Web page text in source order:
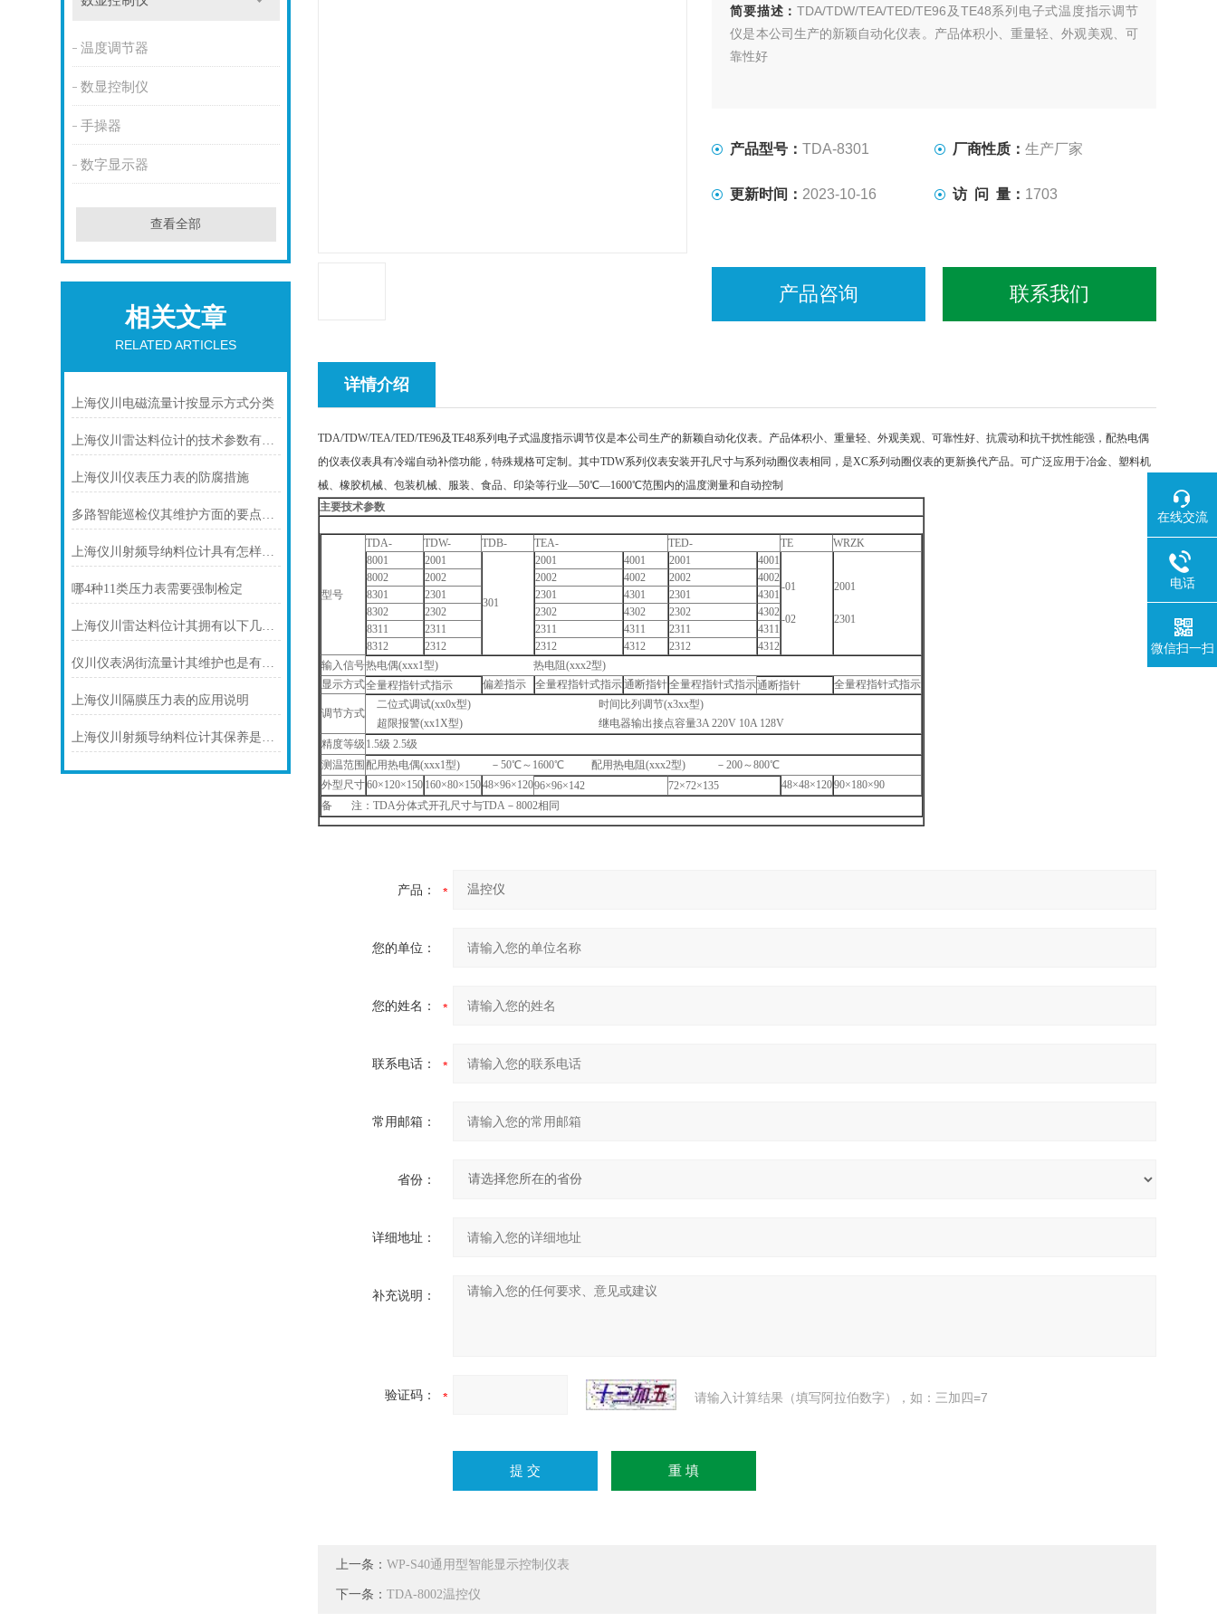
温度调节器
数显控制仪
手操器
数字显示器
查看全部
相关文章
RELATED ARTICLES
上海仪川电磁流量计按显示方式分类
上海仪川雷达料位计的技术参数有哪些
上海仪川仪表压力表的防腐措施
多路智能巡检仪其维护方面的要点是什么？
上海仪川射频导纳料位计具有怎样的特点呢？
哪4种11类压力表需要强制检定
上海仪川雷达料位计其拥有以下几大特点
仪川仪表涡街流量计其维护也是有要领的
上海仪川隔膜压力表的应用说明
上海仪川射频导纳料位计其保养是很有讲究的
简要描述：TDA/TDW/TEA/TED/TE96及TE48系列电子式温度指示调节
仪是本公司生产的新颖自动化仪表。产品体积小、重量轻、外观美观、可
靠性好
产品型号：TDA-8301 厂商性质： 生产厂家
更新时间： 2023-10-16 访 问 量： 1703
产品咨询 联系我们
详情介绍
TDA/TDW/TEA/TED/TE96及TE48系列电子式温度指示调节仪是本公司生产的新颖自动化仪表。产品体积小、重量轻、外观美观、可靠性好、抗震动和抗干扰性能强，配热电偶
的仪表仪表具有冷端自动补偿功能，特殊规格可定制。其中TDW系列仪表安装开孔尺寸与系列动圈仪表相同，是XC系列动圈仪表的更新换代产品。可广泛应用于冶金、塑料机
械、橡胶机械、包装机械、服装、食品、印染等行业―50℃―1600℃范围内的温度测量和自动控制
主要技术参数
型号
TDA- TDW- TDB- TEA- TED- TE
WRZK
8001
2001
301
2001 4001 2001 4001
-01
-02
2001
2301
8002 2002 2002 4002 2002
4002
8301
2301 2301 4301 2301
4301
8302
2302 2302 4302 2302
4302
8311
2311 2311 4311 2311
4311
8312
2312 2312 4312 2312
4312
输入信号热电偶(xxx1型) 热电阻(xxx2型)
显示方式全量程指针式指示 偏差指示 全量程指针式指示通断指针全量程指针式指示通断指针 全量程指针式指示
调节方式
二位式调试(xx0x型) 时间比列调节(x3xx型)
超限报警(xx1X型) 继电器输出接点容量3A 220V 10A 128V
精度等级 1.5级 2.5级
测温范围 配用热电偶(xxx1型) －50℃～ 1600℃ 配用热电阻(xxx2型) －200～800℃
外型尺寸60×120×150 160×80×15048×96×12096×96×142 72×72×135 48×48×12090×180×90
备
注：TDA分体式开孔尺寸与TDA －8002相同
产品：
您的单位：
您的姓名：
联系电话：
常用邮箱：
省份：
详细地址：
补充说明：
验证码： 请输入计算结果（填写阿拉伯数字），如：三加四=7
上一条：WP-S40通用型智能显示控制仪表
下一条：TDA-8002温控仪
在线交流
电话
微信扫一扫